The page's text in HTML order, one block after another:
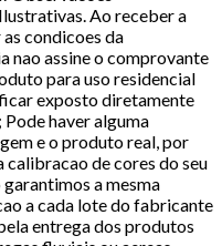
Ao receber a
condicoes da
nao assine o comprovante
para uso residencial
exposto diretamente
Pode haver alguma
e o produto real, por
de cores do seu
a mesma
a cada lote do fabricante
entrega dos produtos